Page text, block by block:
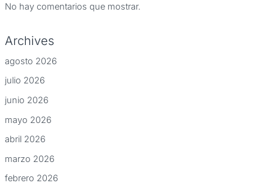
No hay comentarios que mostrar.
Archives
agosto 2026
julio 2026
junio 2026
mayo 2026
abril 2026
marzo 2026
febrero 2026